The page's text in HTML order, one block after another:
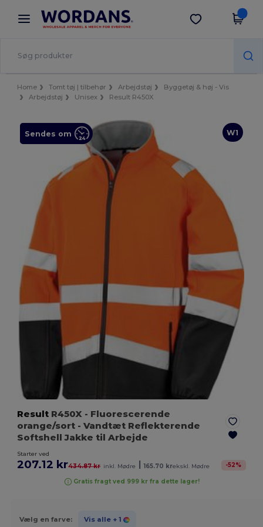
× Wordans-app
Bedre priser i appen!
Hent app
Home Tomt tøj | tilbehør Arbejdstøj
Byggetøj & høj - Vis
Arbejdstøj
Unisex Result R450X
W1
Sendes om
Result R450X - Fluorescerende
orange/sort - Vandtæt Reflekterende
Softshell Jakke til Arbejde
Starter ved
207.12 kr434.87 kr inkl. Mødre | 165.70 krekskl. Mødre -52%
Gratis fragt ved 999 kr fra dette lager!
Vælg en farve: Vis alle + 1